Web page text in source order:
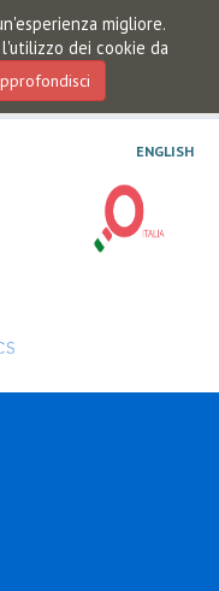
migliore.
dei cookie da
ENGLISH